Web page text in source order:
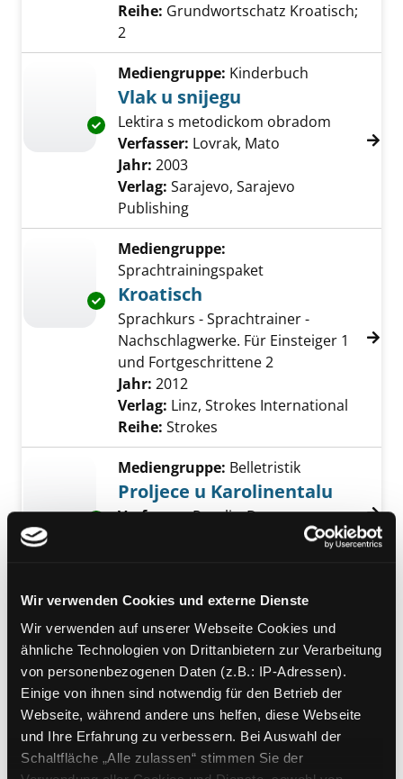
Wir verwenden Cookies und externe Dienste
Wir verwenden auf unserer Webseite Cookies und
ähnliche Technologien von Drittanbietern zur Verarbeitung
von personenbezogenen Daten (z.B.: IP-Adressen).
Einige von ihnen sind notwendig für den Betrieb der
Webseite, während andere uns helfen, diese Webseite
und Ihre Erfahrung zu verbessern. Bei Auswahl der
Schaltfläche „Alle zulassen“ stimmen Sie der
Reihe: Grundwortschatz Kroatisch;
2
Exemplar-Details von Vlak u snijegu anzeigen
Mediengruppe: Kinderbuch
Vlak u snijegu
Lektira s metodickom obradom
Verfasser: Lovrak, Mato Suche nach
Jahr: 2003
Verlag: Sarajevo, Sarajevo
Publishing
Exemplar-Details von Kroatisch anzeigen
Mediengruppe:
Sprachtrainingspaket
Kroatisch
Sprachkurs - Sprachtrainer -
Nachschlagwerke. Für Einsteiger 1
und Fortgeschrittene 2
Suche nach diesem Verfasser
Jahr: 2012
Verlag: Linz, Strokes International
Reihe: Strokes
Exemplar-Details von Proljece u
Mediengruppe: Belletristik
Proljece u Karolinentalu
Verfasser:Pavelic, DraganSuche nach
Zagreb, V.B.Z.
Exemplar-Details von Koljivo anzeigen
Mediengruppe:Belletristik
Koljivo
Verfasser:Spisic, DavorSuche nach
Jahr:2004Verlag: Zagreb, V.B.Z.
Reihe:Biblioteka Tridvajedan; 37
Mediengruppe:Belletristik
Vjecnik